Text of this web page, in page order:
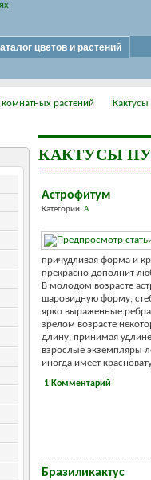
цветов и растений
растений Кактусы
КАКТУСЫ
Астрофитум
Категории: А
причудливая форма и
прекрасно дополнит
В молодом возрасте
шаровидную форму,
ярко выраженные
зрелом возрасте
длину, принимая
взрослые экземпляры
иногда имеет
1 Комментарий
Бразиликактус